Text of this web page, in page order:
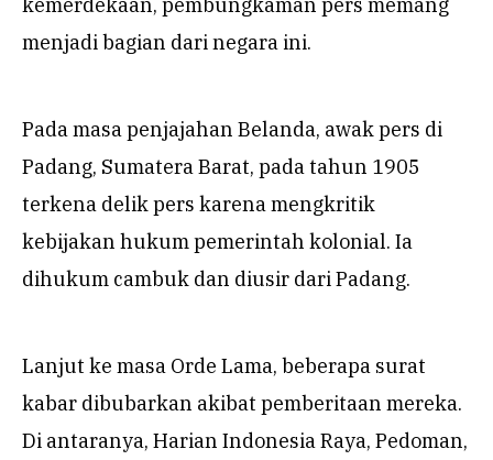
menjadi bagian dari negara ini.
Pada masa penjajahan Belanda, awak pers di
Padang, Sumatera Barat, pada tahun 1905
terkena delik pers karena mengkritik
kebijakan hukum pemerintah kolonial. Ia
dihukum cambuk dan diusir dari Padang.
Lanjut ke masa Orde Lama, beberapa surat
kabar dibubarkan akibat pemberitaan mereka.
Di antaranya, Harian Indonesia Raya, Pedoman,